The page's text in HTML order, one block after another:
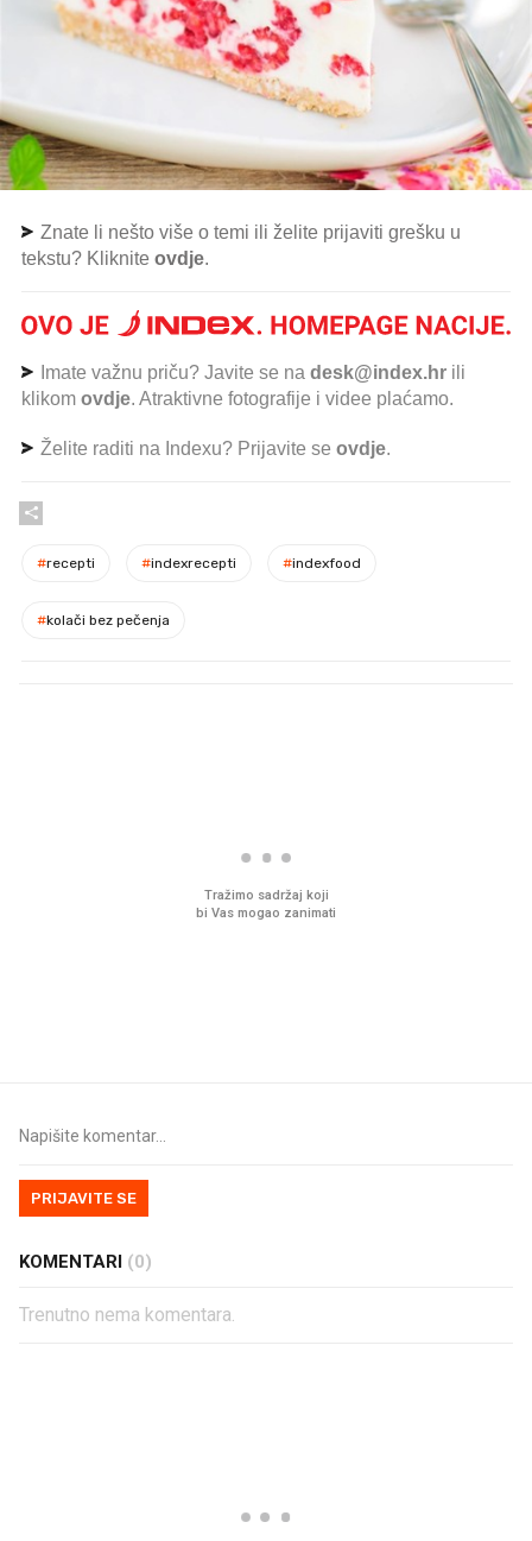
Znate li nešto više o temi ili želite prijaviti grešku u
tekstu? Kliknite ovdje.
Imate važnu priču? Javite se na desk@index.hr ili
klikom ovdje. Atraktivne fotografije i videe plaćamo.
Želite raditi na Indexu? Prijavite se ovdje.
#recepti #indexrecepti #indexfood
#kolači bez pečenja
PRIJAVITE SE
KOMENTARI (0)
Trenutno nema komentara.